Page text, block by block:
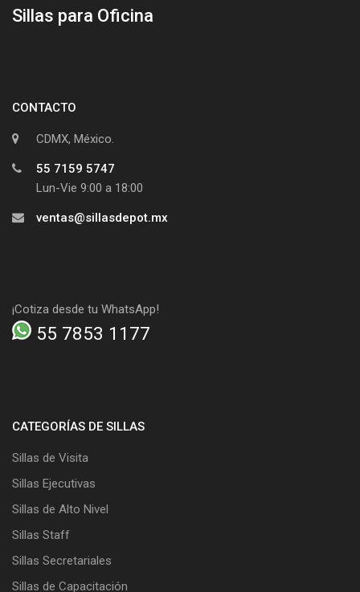
Sillas para Oficina
CONTACTO
CDMX, México.
55 7159 5747
Lun-Vie 9:00 a 18:00
ventas@sillasdepot.mx
¡Cotiza desde tu WhatsApp!
55 7853 1177
CATEGORÍAS DE SILLAS
Sillas de Visita
Sillas Ejecutivas
Sillas de Alto Nivel
Sillas Staff
Sillas Secretariales
Sillas de Capacitación